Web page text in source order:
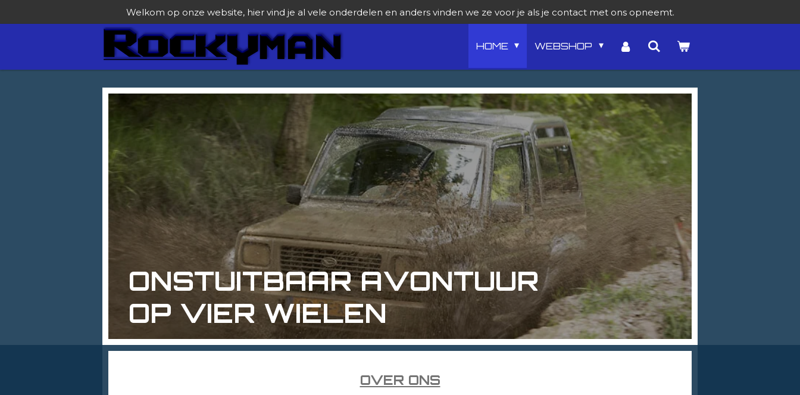
hoofdinhoud
Welkom op onze website, hier vind je al vele onderdelen en anders vinden we ze voor je als je contact met ons opneemt.
HOME WEBSHOP
ONSTUITBAARAVONTUUR
OP VIER WIELEN
OVER ONS